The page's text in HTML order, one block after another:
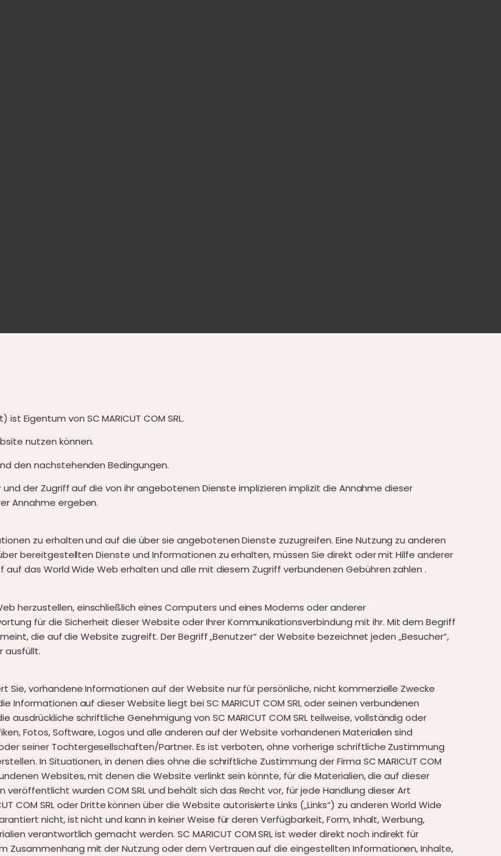
Eigentum von SC MARICUT COM SRL.
nutzen können.
den nachstehenden Bedingungen.
der Zugriff auf die von ihr angebotenen Dienste implizieren implizit die Annahme dieser
Annahme ergeben.
zu erhalten und auf die über sie angebotenen Dienste zuzugreifen. Eine Nutzung zu anderen
bereitgestellten Dienste und Informationen zu erhalten, müssen Sie direkt oder mit Hilfe anderer
das World Wide Web erhalten und alle mit diesem Zugriff verbundenen Gebühren zahlen .
herzustellen, einschließlich eines Computers und eines Modems oder anderer
für die Sicherheit dieser Website oder Ihrer Kommunikationsverbindung mit ihr. Mit dem Begriff
die auf die Website zugreift. Der Begriff „Benutzer“ der Website bezeichnet jeden „Besucher“,
ausfüllt.
Sie, vorhandene Informationen auf der Website nur für persönliche, nicht kommerzielle Zwecke
Informationen auf dieser Website liegt bei SC MARICUT COM SRL oder seinen verbundenen
schriftliche Genehmigung von SC MARICUT COM SRL teilweise, vollständig oder
Fotos, Software, Logos und alle anderen auf der Website vorhandenen Materialien sind
seiner Tochtergesellschaften/Partner. Es ist verboten, ohne vorherige schriftliche Zustimmung
In Situationen, in denen dies ohne die schriftliche Zustimmung der Firma SC MARICUT COM
Websites, mit denen die Website verlinkt sein könnte, für die Materialien, die auf dieser
wurden COM SRL und behält sich das Recht vor, für jede Handlung dieser Art
COM SRL oder Dritte können über die Website autorisierte Links („Links“) zu anderen World Wide
nicht, ist nicht und kann in keiner Weise für deren Verfügbarkeit, Form, Inhalt, Werbung,
verantwortlich gemacht werden. SC MARICUT COM SRL ist weder direkt noch indirekt für
Zusammenhang mit der Nutzung oder dem Vertrauen auf die eingestellten Informationen, Inhalte,